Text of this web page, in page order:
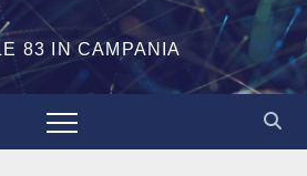
83 IN CAMPANIA